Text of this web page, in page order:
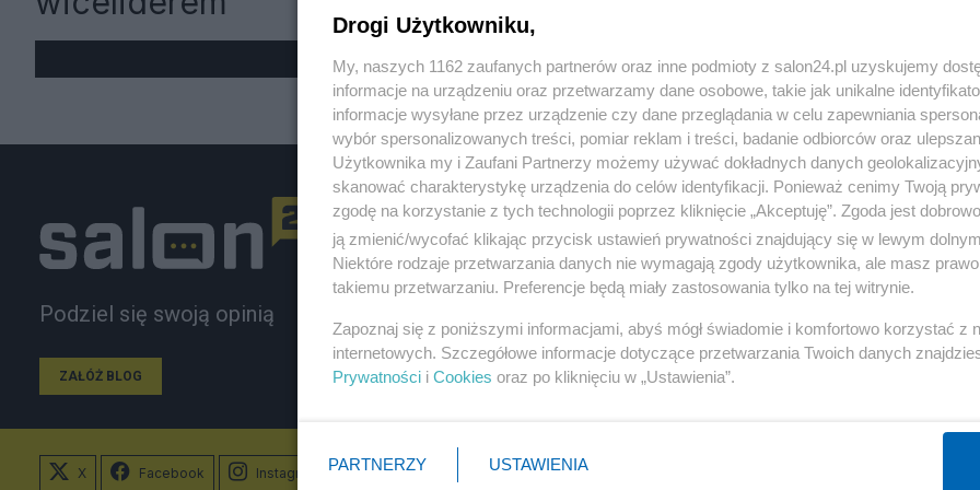
« WRÓĆ DO NOTKI
Podziel się swoją opinią
ZAŁÓŻ BLOG
Polityka
Rosja
PiS
Prezydent
NATO
Gospodarka
Biznes
Pieniądze
Inwestycje
Podatki
X Facebook Instagram
Drogi Użytkowniku,
My, naszych 1162 zaufanych partnerów oraz inne podmioty z salon24.pl uzyskujemy
informacje na urządzeniu oraz przetwarzamy dane osobowe, takie jak unikalne
informacje wysyłane przez urządzenie czy dane przeglądania w celu zapewniania
wybór spersonalizowanych treści, pomiar reklam i treści, badanie odbiorców oraz
Użytkownika my i Zaufani Partnerzy możemy używać dokładnych danych
skanować charakterystykę urządzenia do celów identyfikacji. Ponieważ cenimy Twoją
zgodę na korzystanie z tych technologii poprzez kliknięcie „Akceptuję”. Zgoda jest
ją zmienić/wycofać klikając przycisk ustawień prywatności znajdujący się w lewym
Niektóre rodzaje przetwarzania danych nie wymagają zgody użytkownika, ale masz
takiemu przetwarzaniu. Preferencje będą miały zastosowania tylko na tej witrynie.
Zapoznaj się z poniższymi informacjami, abyś mógł świadomie i komfortowo korzystać z
internetowych. Szczegółowe informacje dotyczące przetwarzania Twoich danych
Prywatności i Cookies oraz po kliknięciu w „Ustawienia”.
PARTNERZY USTAWIENIA